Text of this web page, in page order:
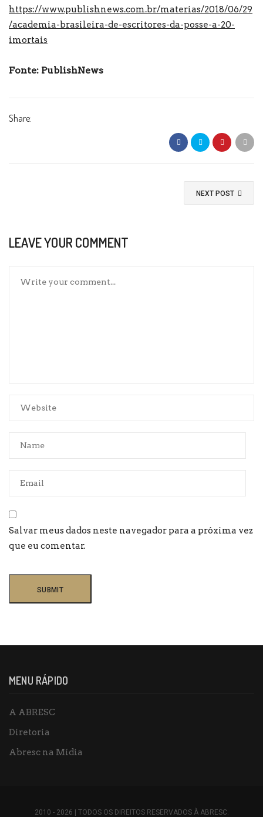
https://www.publishnews.com.br/materias/2018/06/29
/academia-brasileira-de-escritores-da-posse-a-20-
imortais
Fonte: PublishNews
Share:
NEXT POST
LEAVE YOUR COMMENT
Salvar meus dados neste navegador para a próxima vez
que eu comentar.
MENU RÁPIDO
A ABRESC
Diretoria
Abresc na Mídia
2010 - 2026 | TODOS OS DIREITOS RESERVADOS À ABRESC.